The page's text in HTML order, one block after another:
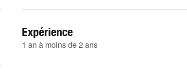
Expérience
1 an à moins de 2 ans